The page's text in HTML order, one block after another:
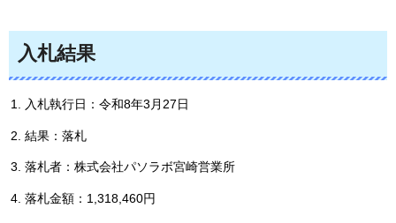
入札結果
入札執行日：令和8年3月27日
結果：落札
落札者：株式会社パソラボ宮崎営業所
落札金額：1,318,460円